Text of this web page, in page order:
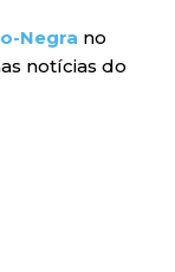
Negra no
notícias do